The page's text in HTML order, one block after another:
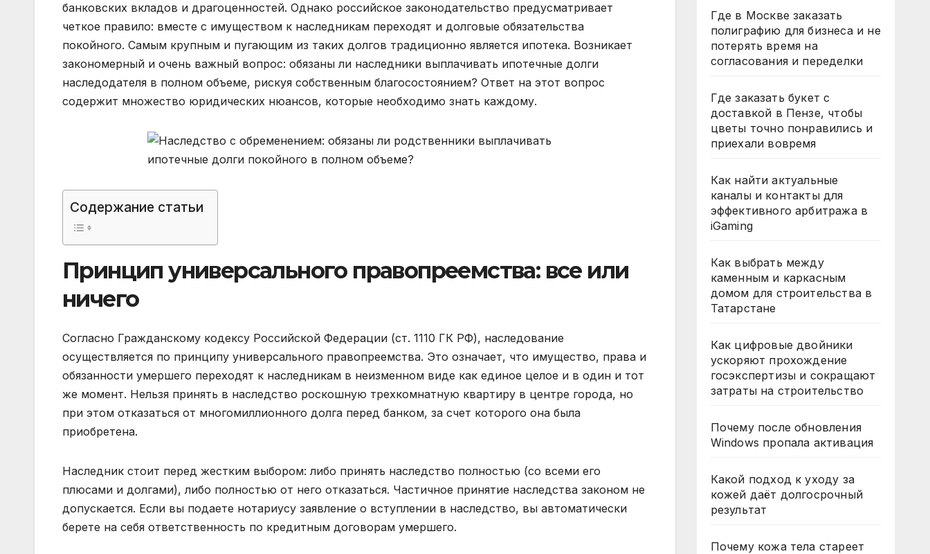
банковских вкладов и драгоценностей. Однако российское законодательство предусматривает
четкое правило: вместе с имуществом к наследникам переходят и долговые обязательства
покойного. Самым крупным и пугающим из таких долгов традиционно является ипотека. Возникает
закономерный и очень важный вопрос: обязаны ли наследники выплачивать ипотечные долги
наследодателя в полном объеме, рискуя собственным благосостоянием? Ответ на этот вопрос
содержит множество юридических нюансов, которые необходимо знать каждому.
Содержание статьи
Принцип универсального правопреемства: все или
ничего
Согласно Гражданскому кодексу Российской Федерации (ст. 1110 ГК РФ), наследование
осуществляется по принципу универсального правопреемства. Это означает, что имущество, права и
обязанности умершего переходят к наследникам в неизменном виде как единое целое и в один и тот
же момент. Нельзя принять в наследство роскошную трехкомнатную квартиру в центре города, но
при этом отказаться от многомиллионного долга перед банком, за счет которого она была
приобретена.
Наследник стоит перед жестким выбором: либо принять наследство полностью (со всеми его
плюсами и долгами), либо полностью от него отказаться. Частичное принятие наследства законом не
допускается. Если вы подаете нотариусу заявление о вступлении в наследство, вы автоматически
берете на себя ответственность по кредитным договорам умершего.
Где в Москве заказать
полиграфию для бизнеса и не
потерять время на
согласования и переделки
Где заказать букет с
доставкой в Пензе, чтобы
цветы точно понравились и
приехали вовремя
Как найти актуальные
каналы и контакты для
эффективного арбитража в
iGaming
Как выбрать между
каменным и каркасным
домом для строительства в
Татарстане
Как цифровые двойники
ускоряют прохождение
госэкспертизы и сокращают
затраты на строительство
Почему после обновления
Windows пропала активация
Какой подход к уходу за
кожей даёт долгосрочный
результат
Почему кожа тела стареет